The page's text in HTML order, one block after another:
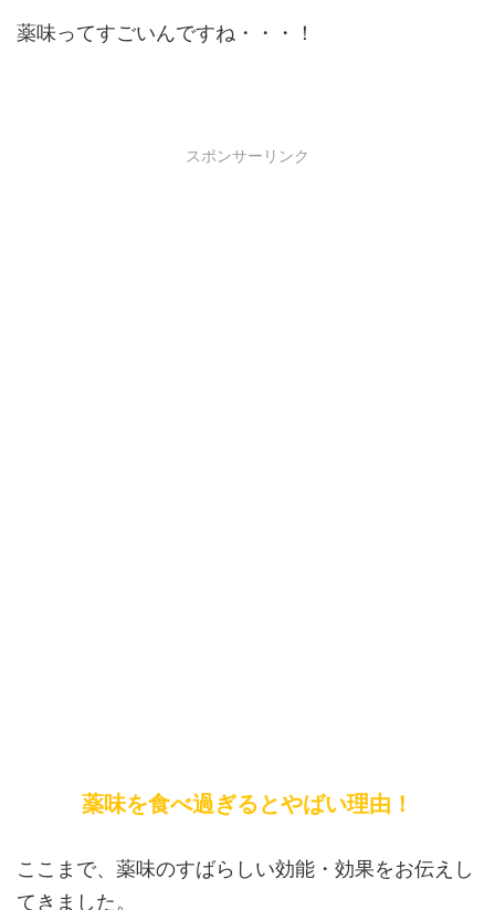
薬味ってすごいんですね・・・！
スポンサーリンク
薬味を食べ過ぎるとやばい理由！
ここまで、薬味のすばらしい効能・効果をお伝えし
てきました。